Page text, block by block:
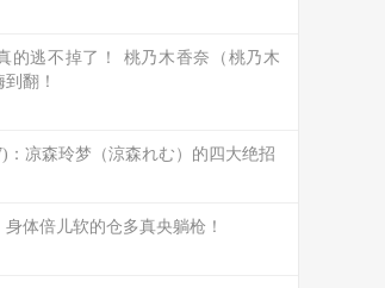
的逃不掉了！ 桃乃木香奈（桃乃木
翻！
：凉森玲梦（涼森れむ）的四大绝招
体倍儿软的仓多真央躺枪！